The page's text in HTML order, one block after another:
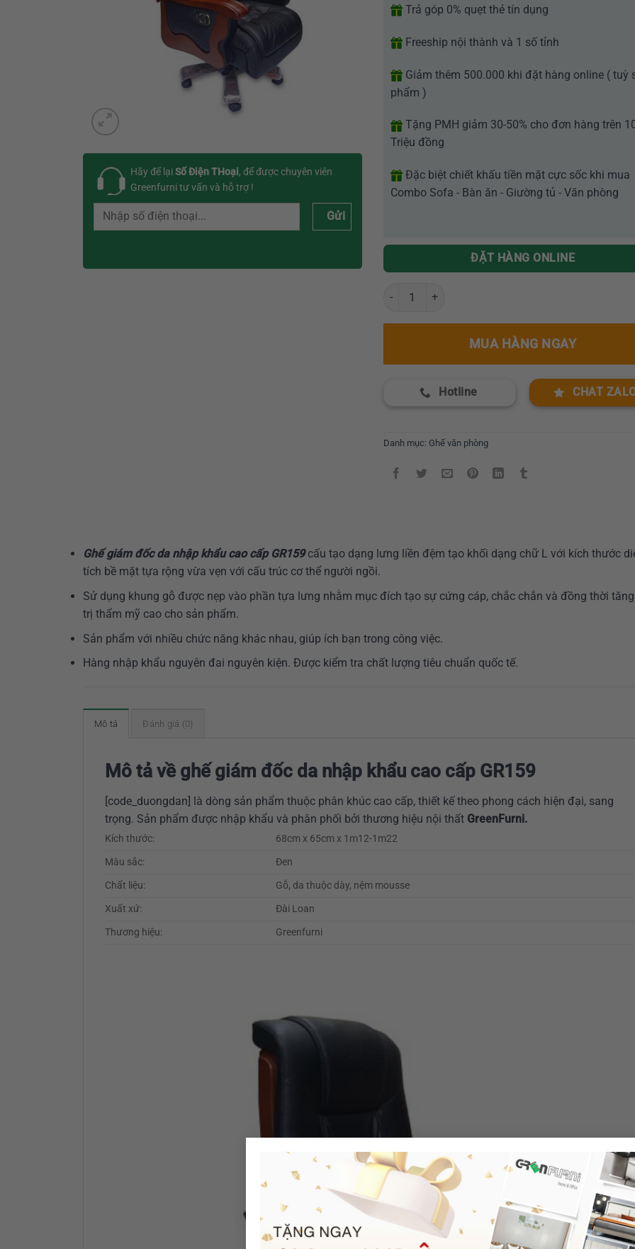
Hãy để lạiSố Điện THoại, để được chuyên viên
Greenfurni tư vấn và hỗ trợ !
Gửi
Trả góp 0% quẹt thẻ tín dụng
Freeship nội thành và 1 số tỉnh
Giảm thêm 500.000 khi đặt hàng online ( tuỳ
phẩm )
Tặng PMH giảm 30-50% cho đơn hàng trên
Triệu đồng
Đặc biệt chiết khấu tiền mặt cực sốc khi mua
Combo Sofa - Bàn ăn - Giường tủ - Văn phòng
ĐẶT HÀNG ONLINE
Ghế giám đốc da nhập khẩu cao cấp GR159 số lượng
MUA HÀNG NGAY
Hotline CHAT
Danh mục: Ghế văn phòng
Ghế giám đốc da nhập khẩu cao cấp GR159cấu tạo dạng lưng liền đệm tạo khối dạng chữ L với kích thước
tích bề mặt tựa rộng vừa vẹn với cấu trúc cơ thể người ngồi.
Sử dụng khung gỗ được nẹp vào phần tựa lưng nhằm mục đích tạo sự cứng cáp, chắc chắn và đồng thời
trị thẩm mỹ cao cho sản phẩm.
Sản phẩm với nhiều chức năng khác nhau, giúp ích bạn trong công việc.
Hàng nhập khẩu nguyên đai nguyên kiện. Được kiểm tra chất lượng tiêu chuẩn quốc tế.
Mô tả Đánh giá (0)
Mô tả về ghế giám đốc da nhập khẩu cao cấp GR159
[code_duongdan] là dòng sản phẩm thuộc phân khúc cao cấp, thiết kế theo phong cách hiện đại, sang
trọng. Sản phẩm được nhập khẩu và phân phối bởi thương hiệu nội thất GreenFurni.
Kích thước:
68cm x 65cm x 1m12-1m22
Màu sắc:
Đen
Chất liệu:
Gỗ, da thuộc dày, nệm mousse
Xuất xứ:
Đài Loan
Thương hiệu:
Greenfurni